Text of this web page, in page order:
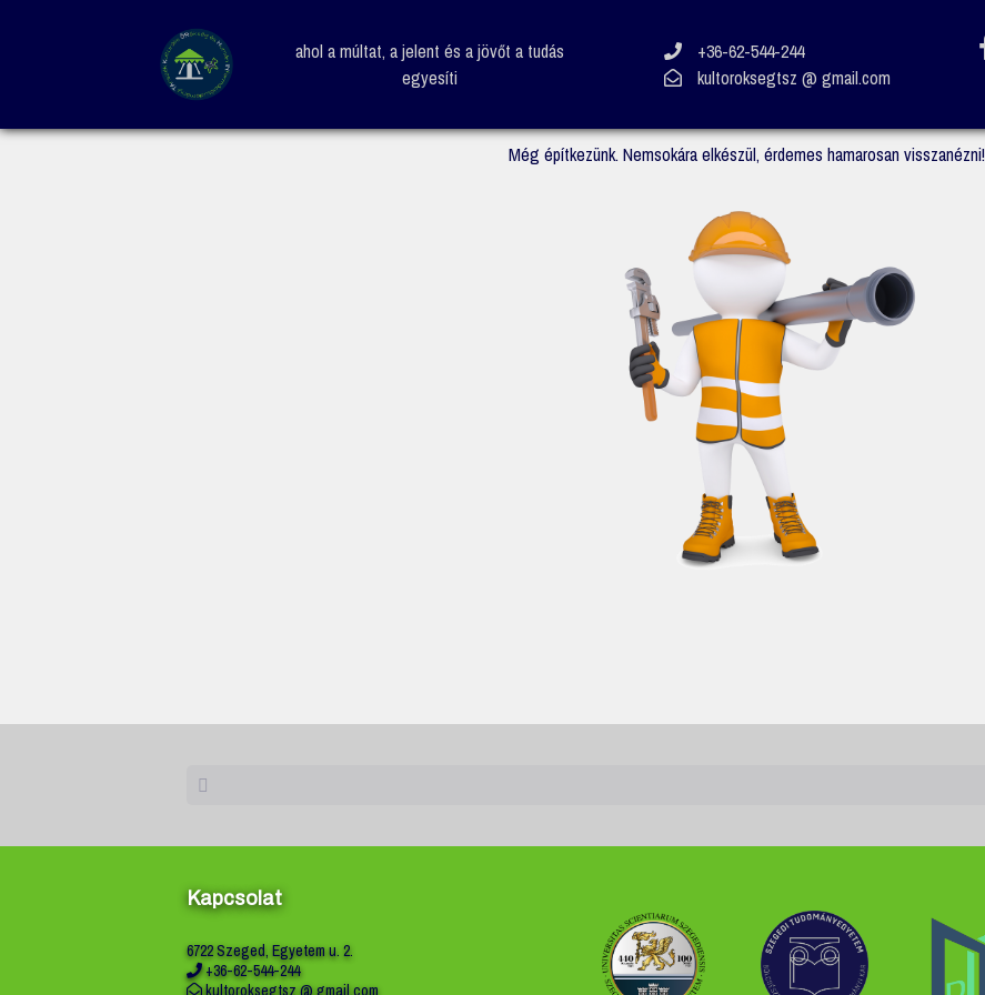
ahol a múltat, a jelent és a jövőt a tudás
egyesíti
+36-62-544-244
kultoroksegtsz @ gmail.com
KÖZÖSSÉG
Még építkezünk. Nemsokára elkészül, érdemes hamarosan visszanézni!
Kapcsolat
6722 Szeged, Egyetem u. 2.
+36-62-544-244
kultoroksegtsz @ gmail.com